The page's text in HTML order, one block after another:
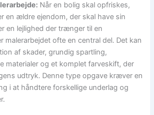
Når en bolig skal opfriskes,
en ældre ejendom, der skal have sin
en lejlighed der trænger til en
malerarbejdet ofte en central del. Det kan
af skader, grundig spartling,
materialer og et komplet farveskift, der
udtryk. Denne type opgave kræver en
i at håndtere forskellige underlag og